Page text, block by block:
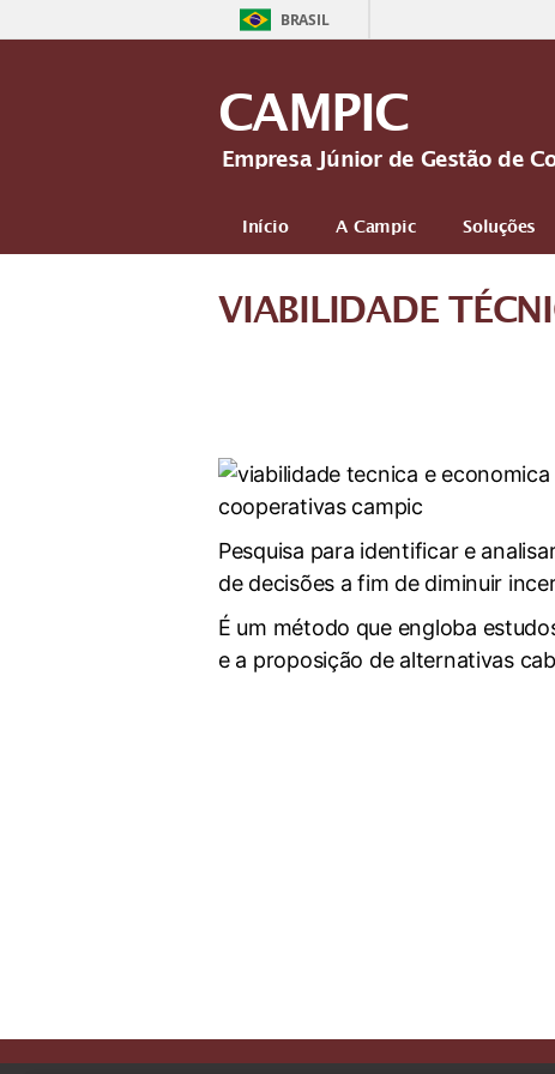
BRASIL
CAMPIC
Empresa Júnior de Gestão de
Início A Campic Soluções
VIABILIDADE
Pesquisa para identificar e
de decisões a fim de diminuir
É um método que engloba
e a proposição de alternativas